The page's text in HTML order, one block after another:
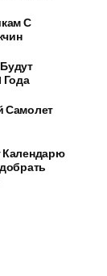
С
Года
Самолет
Календарю